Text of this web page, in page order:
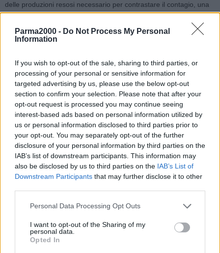
Parma2000 - Do Not Process My Personal
Information
If you wish to opt-out of the sale, sharing to third parties, or
processing of your personal or sensitive information for
targeted advertising by us, please use the below opt-out
section to confirm your selection. Please note that after your
opt-out request is processed you may continue seeing
interest-based ads based on personal information utilized by
us or personal information disclosed to third parties prior to
your opt-out. You may separately opt-out of the further
disclosure of your personal information by third parties on the
IAB’s list of downstream participants. This information may
also be disclosed by us to third parties on the IAB’s List of
Downstream Participants that may further disclose it to other
Personal Data Processing Opt Outs
I want to opt-out of the Sharing of my
personal data.
Opted In
delle produzioni resosi necessario per contrastare il contagio, una
italiano.
quadro di estrema difficoltà: i dati che emergono dal Registro
imprese delle Camere di commercio analizzati da parte dell’Ufficio
studi di Unioncamere Emilia-Romagna (27 ottobre 2020), rilevano
che la crisi da Covid si è “mangiata” nel terzo trimestre dell’anno
2.648 imprese. La più ampia riduzione è per le imprese del
commercio (-1.472), segue l’agricoltura (-1.066), minori le perdite
nella manifattura, nel trasporto e magazzinaggio, nell’alloggio e
ristorazione. Queste ultime, tuttavia, difficilmente potrebbero
reggere le conseguenze di ulteriori misure restrittive, data la loro
minuscola dimensione; la riduzione della base imprenditoriale è
stata determinata proprio dall’andamento negativo delle ditte
individuali, scese di 2.928 unità (-1,3 per cento) e dalla riduzione
delle società di persone (1.893 unità, -2,5 per cento).
E’ da questi dati che prende le mosse il progetto di Legge
Regionale “Sostegno straordinario alle attività produttive nei settori